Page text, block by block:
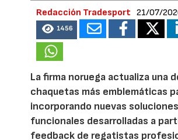
Redacción Tradesport 21/07/
1456
La firma noruega actualiza una
chaquetas más emblemáticas
incorporando nuevas soluciones
funcionales desarrolladas a
feedback de regatistas